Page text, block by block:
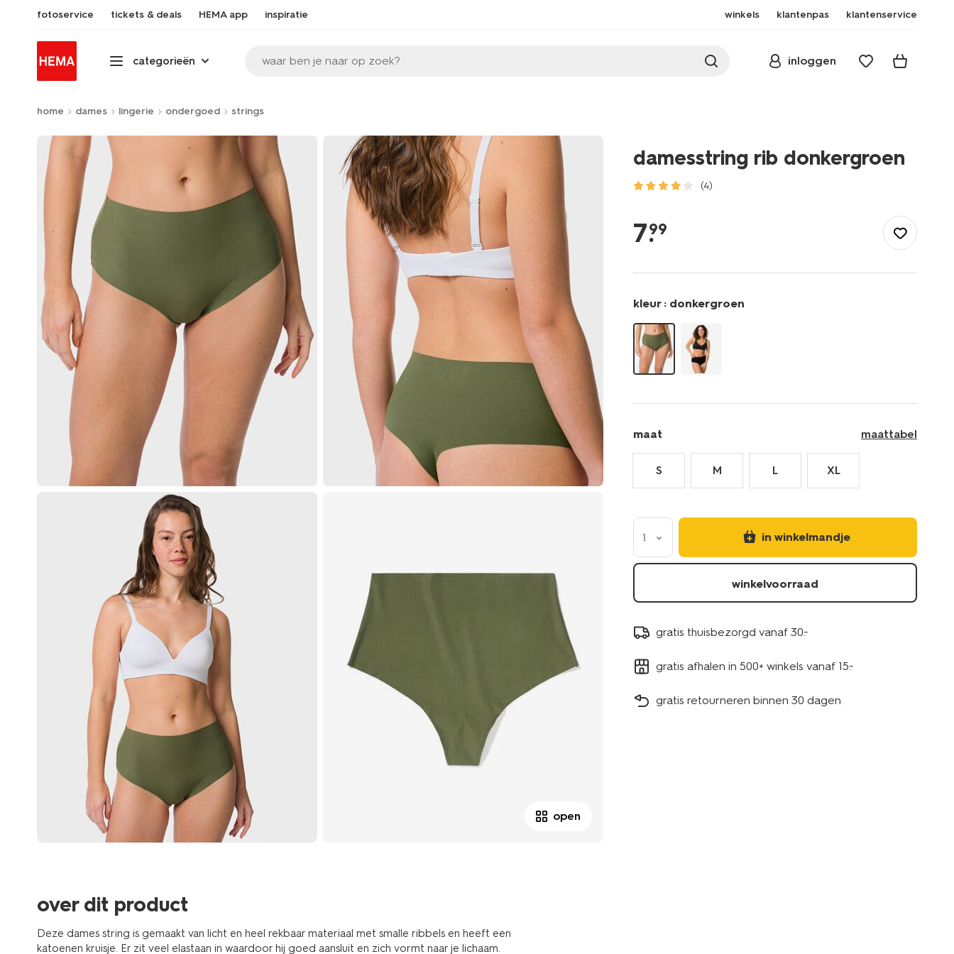
fotoservice tickets & deals HEMA app inspiratie winkels klantenpas klantenservice
categorieën waar ben je naar op zoek? inloggen
home dames lingerie ondergoed strings
open
over dit product
Deze dames string is gemaakt van licht en heel rekbaar materiaal met smalle ribbels en heeft een
katoenen kruisje. Er zit veel elastaan in waardoor hij goed aansluit en zich vormt naar je lichaam.
damesstring rib donkergroen
(4)
donkergroen-
7.
99
kleur : donkergroen
maat maattabel
S M L XL
1 in winkelmandje
winkelvoorraad
gratis thuisbezorgd vanaf 30.-
gratis afhalen in 500+ winkels vanaf 15.-
gratis retourneren binnen 30 dagen